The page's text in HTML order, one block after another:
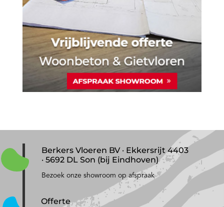
Berkers Vloeren BV · Ekkersrijt 4403
· 5692 DL Son (bij Eindhoven)
Bezoek onze showroom op afspraak
Offerte